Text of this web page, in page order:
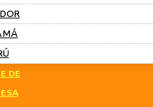
DE